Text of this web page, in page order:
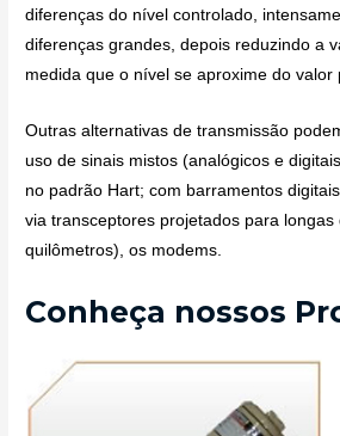
diferenças do nível controlado,
diferenças grandes, depois reduzindo a
medida que o nível se aproxime do valor
Outras alternativas de transmissão
uso de sinais mistos (analógicos e
no padrão Hart; com barramentos
via transceptores projetados para longas
quilômetros), os modems.
Conheça nossos